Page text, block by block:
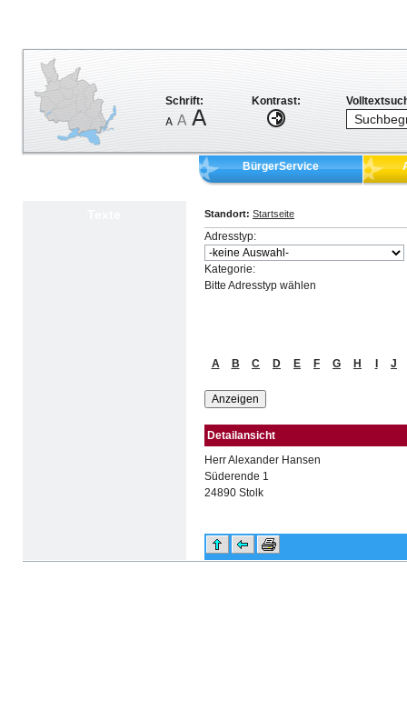
Schrift: Kontrast:
BürgerService
Standort: Startseite
Adresstyp:
Kategorie:
Bitte Adresstyp wählen
A B C D E F G H J
Detailansicht
Herr Alexander Hansen
Süderende 1
24890 Stolk